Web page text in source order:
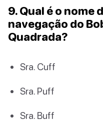
9. Qual é o nome
navegação do
Quadrada?
Sra. Cuff
Sra. Puff
Sra. Buff